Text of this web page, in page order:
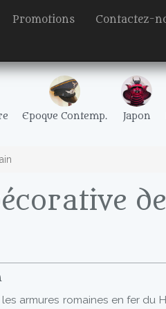
Promotions Contactez-
Epoque Contemp. Japon
de
armures romaines en fer du